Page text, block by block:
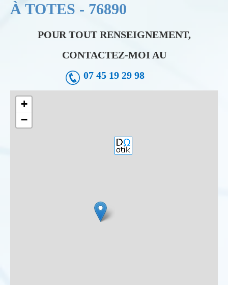
À TOTES - 76890
POUR TOUT RENSEIGNEMENT,
CONTACTEZ-MOI AU
07 45 19 29 98
+
−